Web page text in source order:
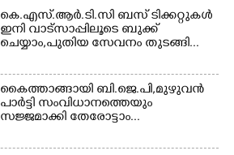
കെ.എസ്.ആർ.ടി.സി ബസ് ടിക്കറ്റുകൾ
ഇനി വാട്സാപ്പിലൂടെ ബുക്ക്
ചെയ്യാം,പുതിയ സേവനം തുടങ്ങി...
കൈത്താങ്ങായി ബി.ജെ.പി,മുഴുവൻ
പാർട്ടി സംവിധാനത്തെയും
സജ്ജമാക്കി തേരോട്ടാം...
Copy Link